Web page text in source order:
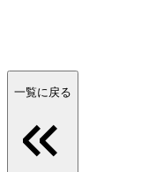
一覧に戻る